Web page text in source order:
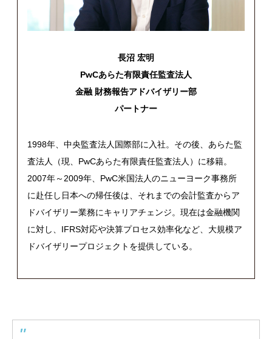
長沼 宏明
PwCあらた有限責任監査法人
金融 財務報告アドバイザリー部
パートナー
1998年、中央監査法人国際部に入社。その後、あらた監
査法人（現、 PwCあらた有限責任監査法人）に移籍。
2007年～ 2009年、 PwC米国法人のニューヨーク事務所
に赴任し日本への帰任後は、それまでの会計監査からア
ドバイザリー業務にキャリアチェンジ。現在は金融機関
に対し、 IFRS対応や決算プロセス効率化など、大規模ア
ドバイザリープロジェクトを提供している。